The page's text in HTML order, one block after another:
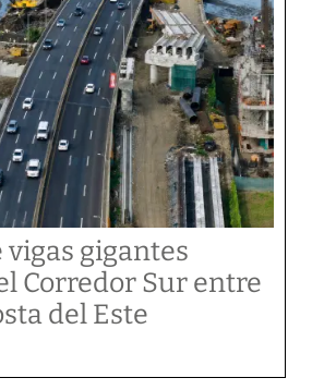
gigantes
Corredor Sur entre
del Este